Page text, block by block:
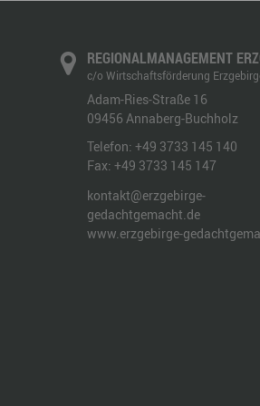
REGIONALMANAGEMENT
c/o Wirtschaftsförderung
Adam-Ries-Straße 16
09456 Annaberg-Buchholz
Telefon: +49 3733 145 140
Fax: +49 3733 145 147
kontakt@erzgebirge-
gedachtgemacht.de
www.erzgebirge-